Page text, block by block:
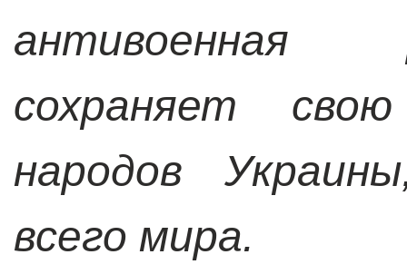
антивоенная
сохраняет
народов
всего мира.